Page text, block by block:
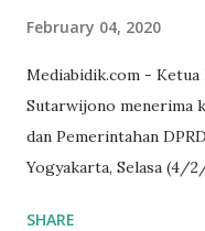
February 04, 2020
Mediabidik.com - Ketua
Sutarwijono menerima
dan Pemerintahan
Yogyakarta, Selasa (4/
SHARE